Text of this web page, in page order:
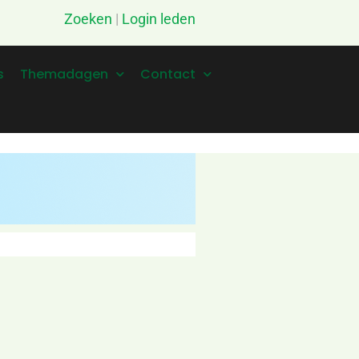
Zoeken | Login leden
Themadagen Contact